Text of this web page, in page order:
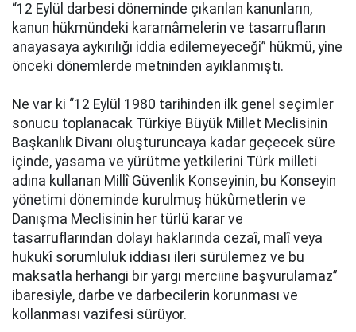
“12 Eylül darbesi döneminde çıkarılan kanunların,
kanun hükmündeki kararnâmelerin ve tasarrufların
anayasaya aykırılığı iddia edilemeyeceği” hükmü, yine
önceki dönemlerde metninden ayıklanmıştı.
Ne var ki “12 Eylül 1980 tarihinden ilk genel seçimler
sonucu toplanacak Türkiye Büyük Millet Meclisinin
Başkanlık Divanı oluşturuncaya kadar geçecek süre
içinde, yasama ve yürütme yetkilerini Türk milleti
adına kullanan Millî Güvenlik Konseyinin, bu Konseyin
yönetimi döneminde kurulmuş hükûmetlerin ve
Danışma Meclisinin her türlü karar ve
tasarruflarından dolayı haklarında cezaî, malî veya
hukukî sorumluluk iddiası ileri sürülemez ve bu
maksatla herhangi bir yargı merciine başvurulamaz”
ibaresiyle, darbe ve darbecilerin korunması ve
kollanması vazifesi sürüyor.